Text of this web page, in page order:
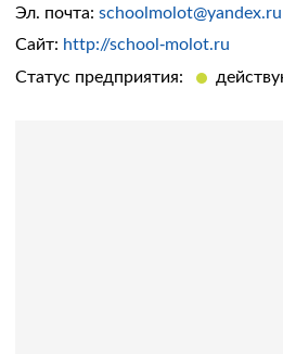
Эл. почта: schoolmolot@yandex.ru
Сайт: http://school-molot.ru
Статус предприятия: